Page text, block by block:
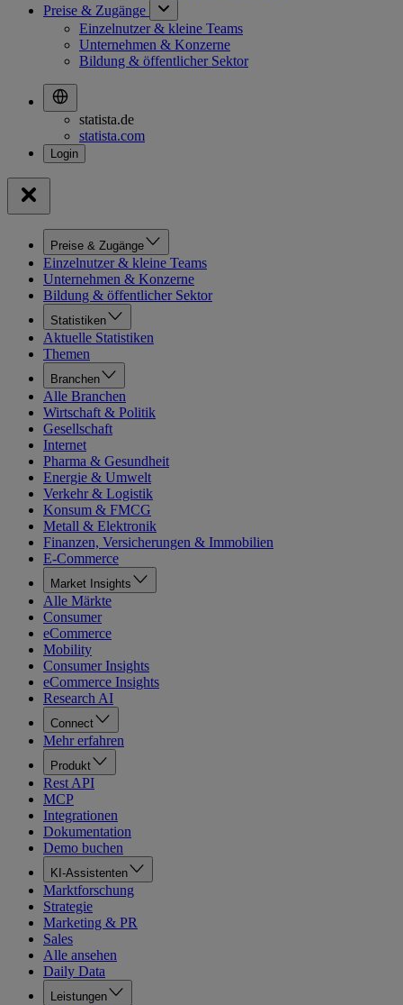
Preise & Zugänge
Einzelnutzer & kleine Teams
Unternehmen & Konzerne
Bildung & öffentlicher Sektor
statista.de
statista.com
Preise & Zugänge
Einzelnutzer & kleine Teams
Unternehmen & Konzerne
Bildung & öffentlicher Sektor
Statistiken
Aktuelle Statistiken
Themen
Branchen
Alle Branchen
Wirtschaft & Politik
Gesellschaft
Internet
Pharma & Gesundheit
Energie & Umwelt
Verkehr & Logistik
Konsum & FMCG
Metall & Elektronik
Finanzen, Versicherungen & Immobilien
E-Commerce
Market Insights
Alle Märkte
Consumer
eCommerce
Mobility
Consumer Insights
eCommerce Insights
Research AI
Connect
Mehr erfahren
Produkt
Rest API
MCP
Integrationen
Dokumentation
Demo buchen
KI-Assistenten
Marktforschung
Strategie
Marketing & PR
Sales
Alle ansehen
Daily Data
Leistungen